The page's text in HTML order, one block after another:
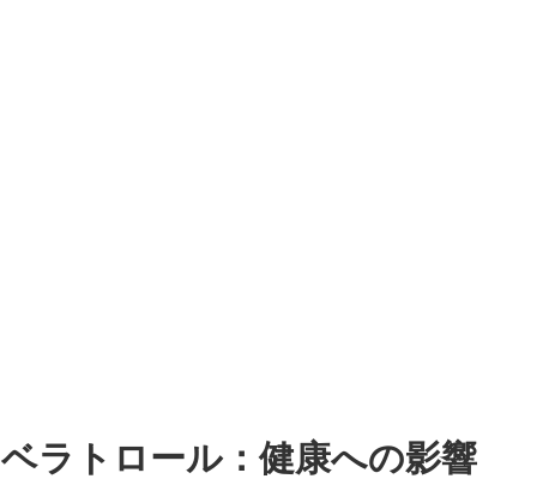
ラトロール：健康への影響